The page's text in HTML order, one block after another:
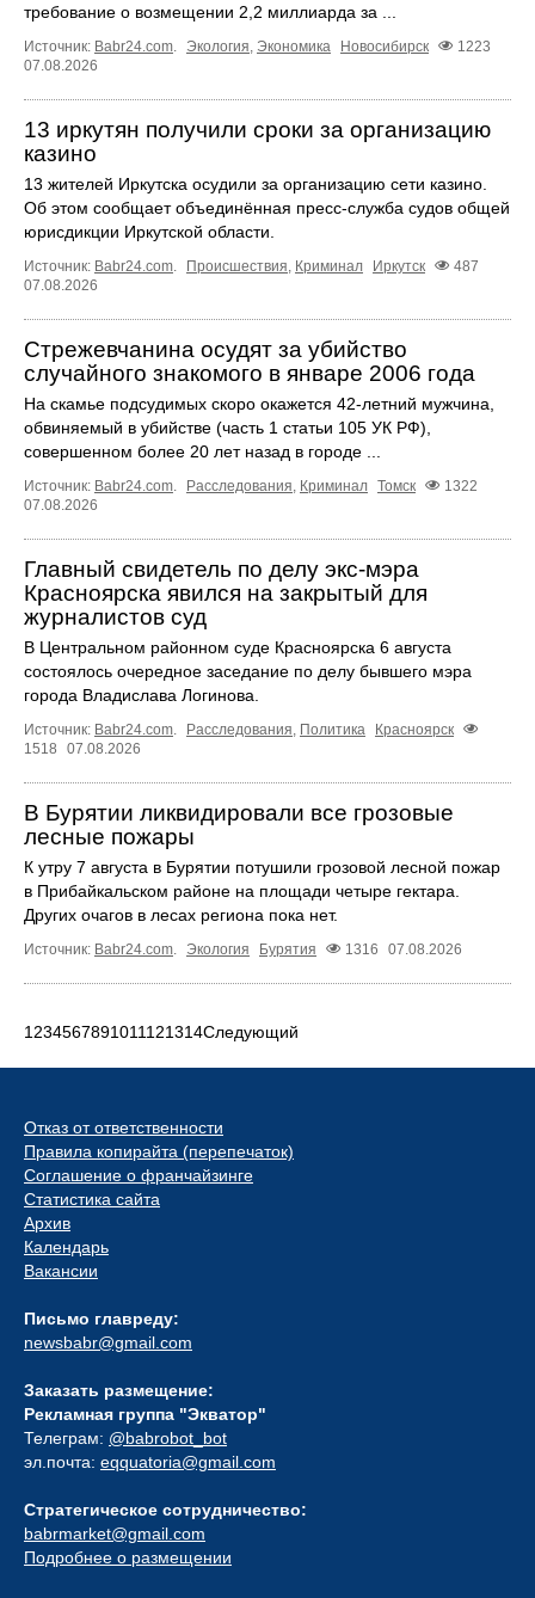
требование о возмещении 2,2 миллиарда за ...
Источник: Babr24.com Экология Экономика Новосибирск
1223
07.08.2026
13 иркутян получили сроки за организацию
казино
13 жителей Иркутска осудили за организацию сети казино.
Об этом сообщает объединённая пресс‑служба судов общей
юрисдикции Иркутской области.
Источник: Babr24.com Происшествия Криминал Иркутск
487
07.08.2026
Стрежевчанина осудят за убийство
случайного знакомого в январе 2006 года
На скамье подсудимых скоро окажется 42-летний мужчина,
обвиняемый в убийстве (часть 1 статьи 105 УК РФ),
совершенном более 20 лет назад в городе ...
Источник: Babr24.com. Расследования, Криминал Томск
1322
07.08.2026
Главный свидетель по делу экс-мэра
Красноярска явился на закрытый для
журналистов суд
В Центральном районном суде Красноярска 6 августа
состоялось очередное заседание по делу бывшего мэра
города Владислава Логинова.
Источник: Babr24.com. Расследования, Политика
Красноярск
1518
07.08.2026
В Бурятии ликвидировали все грозовые
лесные пожары
К утру 7 августа в Бурятии потушили грозовой лесной пожар
в Прибайкальском районе на площади четыре гектара.
Других очагов в лесах региона пока нет.
Источник: Babr24.com. Экология Бурятия 1316 07.08.2026
1 234567891011121314Следующий
Отказ от ответственности
Правила копирайта (перепечаток)
Соглашение о франчайзинге
Статистика сайта
Архив
Календарь
Вакансии
Письмо главреду:
newsbabr@gmail.com
Заказать размещение:
Рекламная группа "Экватор"
Телеграм: @babrobot_bot
эл.почта: eqquatoria@gmail.com
Стратегическое сотрудничество:
babrmarket@gmail.com
Подробнее о размещении